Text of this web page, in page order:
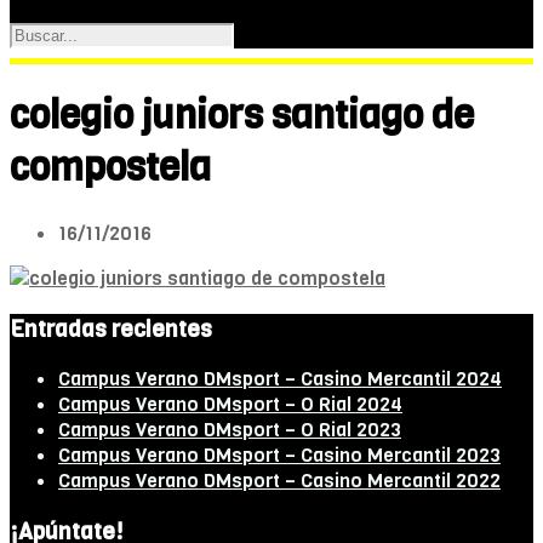
colegio juniors santiago de
compostela
16/11/2016
Entradas recientes
Campus Verano DMsport – Casino Mercantil 2024
Campus Verano DMsport – O Rial 2024
Campus Verano DMsport – O Rial 2023
Campus Verano DMsport – Casino Mercantil 2023
Campus Verano DMsport – Casino Mercantil 2022
¡Apúntate!